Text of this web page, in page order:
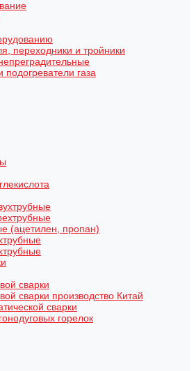
переходники и тройники
подогреватели газа
(ацетилен, пропан)
сварки
сварки производство Китай
сварки
горелок